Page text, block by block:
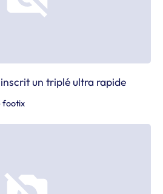
un triplé ultra rapide
footix